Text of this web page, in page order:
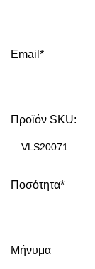
Email*
Προϊόν SKU:
Ποσότητα*
Μήνυμα